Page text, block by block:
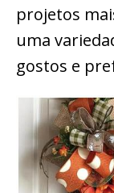
projetos
uma
gostos e